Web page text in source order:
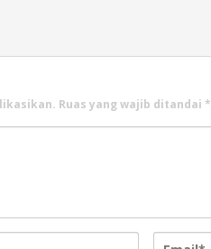
Ruas yang wajib ditandai *